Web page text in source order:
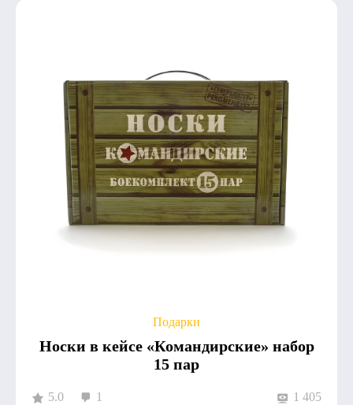
Подарки
Носки в кейсе «Командирские» набор
15 пар
5.0 1 1 405